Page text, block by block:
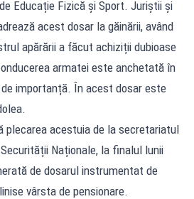
Educație Fizică și Sport. Juriștii și
acest dosar la găinării, având
apărării a făcut achiziții dubioase
armatei este anchetată în
importanță. În acest dosar este
plecarea acestuia de la secretariatul
Naționale, la finalul lunii
de dosarul instrumentat de
vârsta de pensionare.